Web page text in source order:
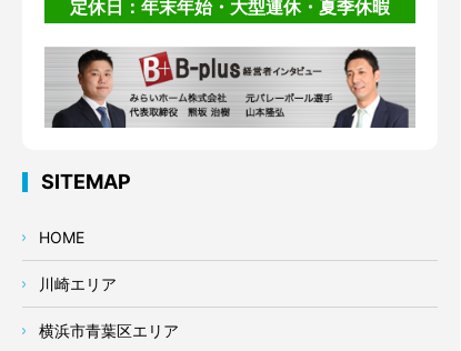
定休日：年末年始・大型連休・夏季休暇
SITEMAP
HOME
川崎エリア
横浜市青葉区エリア